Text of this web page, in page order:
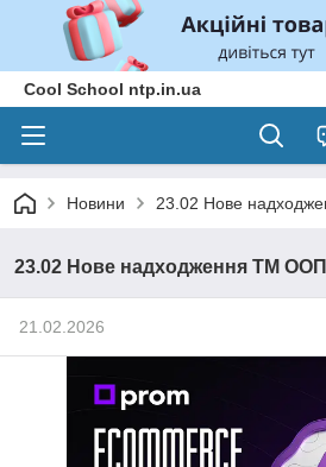
Cool School ntp.in.ua
Новини 23.02 Нове
23.02 Нове надходження ТМ
21.02.2026